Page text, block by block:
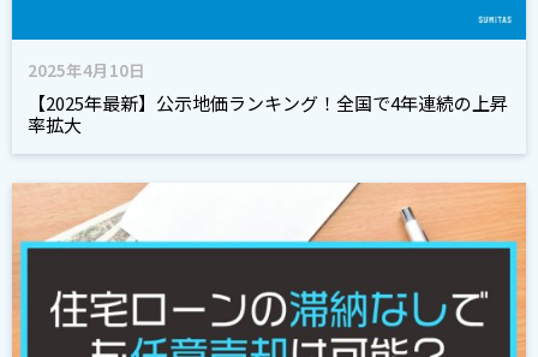
2025年4月10日
【2025年最新】公示地価ランキング！全国で4年連続の上昇
率拡大